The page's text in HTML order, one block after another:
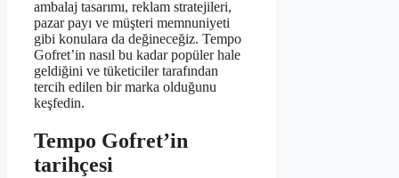
ambalaj tasarımı, reklam stratejileri,
pazar payı ve müşteri memnuniyeti
gibi konulara da değineceğiz. Tempo
Gofret’in nasıl bu kadar popüler hale
geldiğini ve tüketiciler tarafından
tercih edilen bir marka olduğunu
keşfedin.
Tempo Gofret’in
tarihçesi